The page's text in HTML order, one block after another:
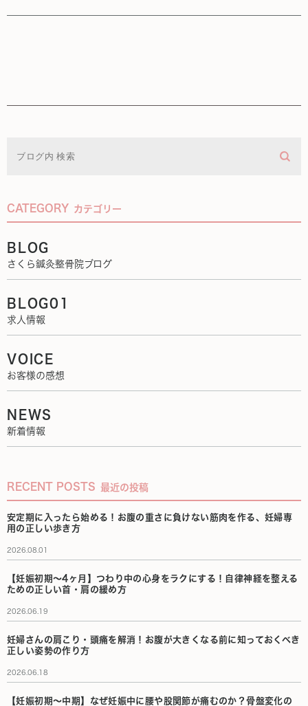
CATEGORY カテゴリー
BLOG
さくら鍼灸整骨院ブログ
BLOG01
求人情報
VOICE
お客様の感想
NEWS
新着情報
RECENT POSTS 最近の投稿
安定期に入ったら始める！お腹の重さに負けない筋肉を作る、妊婦専
用の正しい歩き方
2026.08.01
【妊娠初期〜4ヶ月】つわり中の心身をラクにする！自律神経を整える
ための正しい首・肩の緩め方
2026.06.19
妊婦さんの肩こり・頭痛を解消！お腹が大きくなる前に知っておくべき
正しい姿勢の作り方
2026.06.18
【妊娠初期〜中期】なぜ妊娠中に腰や股関節が痛むのか？骨盤変化の